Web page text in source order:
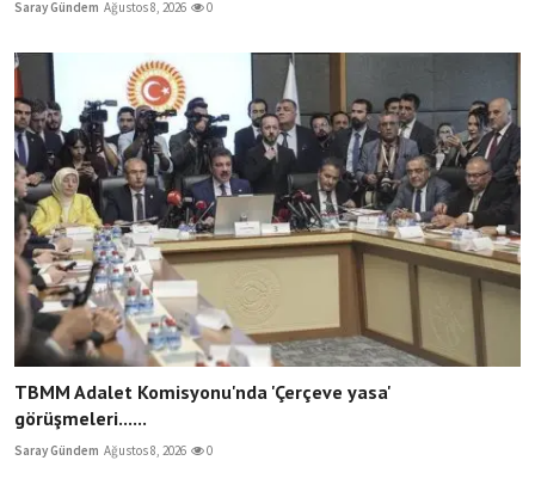
Saray Gündem Ağustos 8, 2026 0
TBMM Adalet Komisyonu'nda 'Çerçeve yasa'
görüşmeleri......
Saray Gündem Ağustos 8, 2026 0